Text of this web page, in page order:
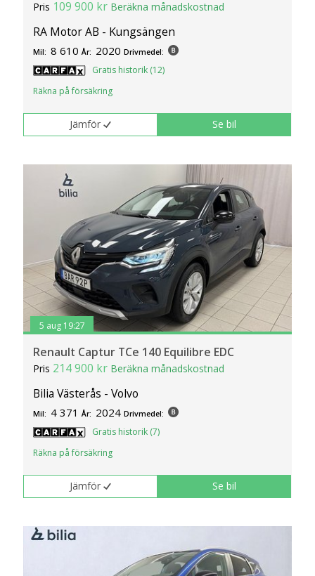
Pris 109 900 kr Beräkna månadskostnad
RA Motor AB - Kungsängen
Mil: 8 610 År: 2020 Drivmedel:
Gratis historik (12)
Räkna på försäkring
Jämför Se bil
5 aug 19:27
Renault Captur TCe 140 Equilibre EDC
Pris 214 900 kr Beräkna månadskostnad
Bilia Västerås - Volvo
Mil: 4 371 År: 2024 Drivmedel:
Gratis historik (7)
Räkna på försäkring
Jämför Se bil